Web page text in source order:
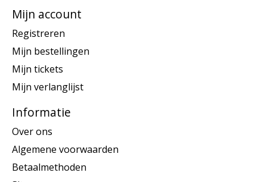
Mijn account
Registreren
Mijn bestellingen
Mijn tickets
Mijn verlanglijst
Informatie
Over ons
Algemene voorwaarden
Betaalmethoden